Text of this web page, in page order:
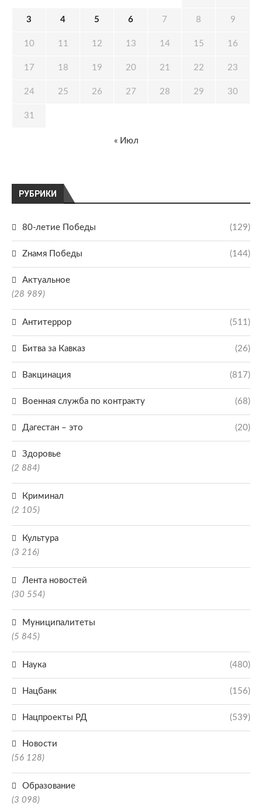
РУБРИКИ
80-летие Победы (129)
Zнамя Победы (144)
Актуальное
(28 989)
Антитеррор (511)
Битва за Кавказ (26)
Вакцинация (817)
Военная служба по контракту (68)
Дагестан – это (20)
Здоровье
(2 884)
Криминал
(2 105)
Культура
(3 216)
Лента новостей
(30 554)
Муниципалитеты
(5 845)
Наука (480)
Нацбанк (156)
Нацпроекты РД (539)
Новости
(56 128)
Образование
(3 098)
3 4 5 6 7 8 9
10 11 12 13 14 15 16
17 18 19 20 21 22 23
24 25 26 27 28 29 30
31
« Июл